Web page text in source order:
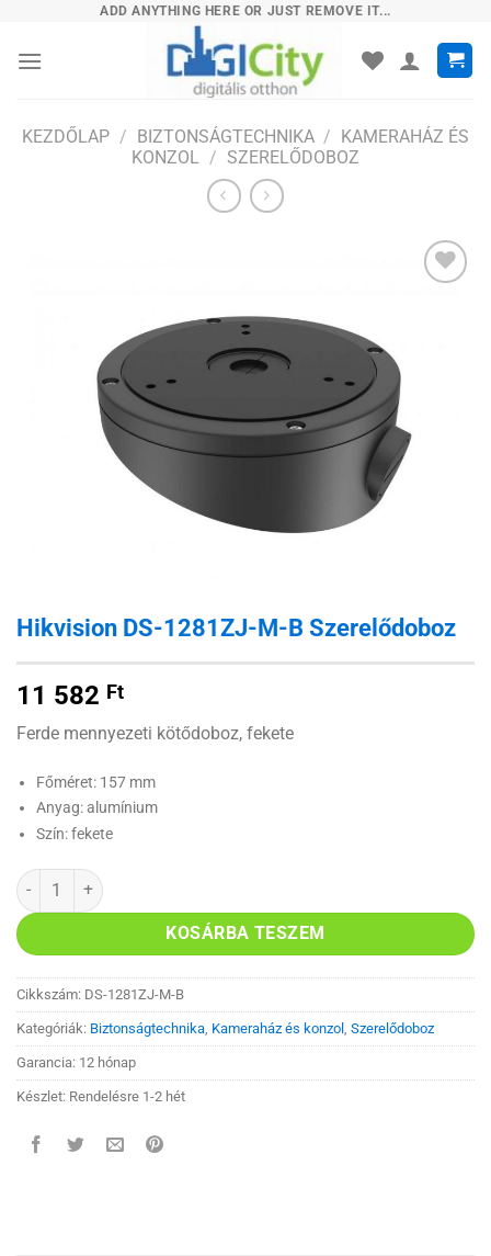
content
ADD ANYTHING HERE OR JUST REMOVE IT...
KEZDŐLAP / BIZTONSÁGTECHNIKA / KAMERAHÁZ ÉS
KONZOL / SZERELŐDOBOZ
kívánságlistához
Hikvision DS-1281ZJ-M-B Szerelődoboz
11 582 Ft
Ferde mennyezeti kötődoboz, fekete
Főméret: 157 mm
Anyag: alumínium
Szín: fekete
Hikvision DS-1281ZJ-M-B Szerelődoboz mennyiség
KOSÁRBA TESZEM
Cikkszám: DS-1281ZJ-M-B
Kategóriák: Biztonságtechnika, Kameraház és konzol , Szerelődoboz
Garancia: 12 hónap
Készlet: Rendelésre 1-2 hét